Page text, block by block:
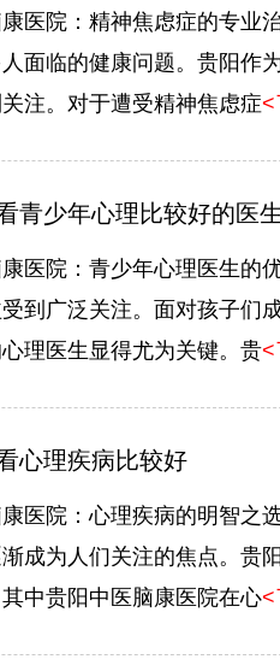
医院：精神焦虑症的专业
面临的健康问题。贵阳作
注。对于遭受精神焦虑症<
青少年心理比较好的医生
医院：青少年心理医生的
到广泛关注。面对孩子们
理医生显得尤为关键。贵<
心理疾病比较好
医院：心理疾病的明智之
成为人们关注的焦点。贵
中贵阳中医脑康医院在心<